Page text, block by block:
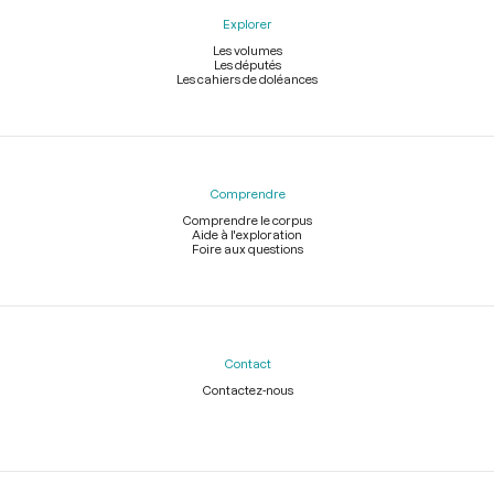
Explorer
Les volumes
Les députés
Les cahiers de doléances
Comprendre
Comprendre le corpus
Aide à l'exploration
Foire aux questions
Contact
Contactez-nous
Légal